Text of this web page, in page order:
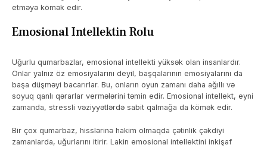
etməyə kömək edir.
Emosional Intellektin Rolu
Uğurlu qumarbazlar, emosional intellekti yüksək olan insanlardır.
Onlar yalnız öz emosiyalarını deyil, başqalarının emosiyalarını da
başa düşməyi bacarırlar. Bu, onların oyun zamanı daha ağıllı və
soyuq qanlı qərarlar vermələrini təmin edir. Emosional intellekt, eyni
zamanda, stressli vəziyyətlərdə sabit qalmağa da kömək edir.
Bir çox qumarbaz, hisslərinə hakim olmaqda çətinlik çəkdiyi
zamanlarda, uğurlarını itirir. Lakin emosional intellektini inkişaf